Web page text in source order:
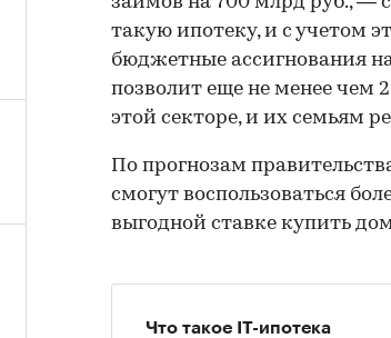
такую ипотеку, и с учетом
бюджетные ассигнования
позволит еще не менее чем
этой секторе, и их семьям
По прогнозам
смогут воспользоваться
выгодной ставке купить
Что такое IT-ипотека